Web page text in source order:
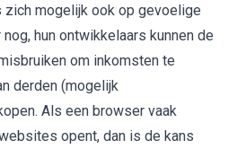
mogelijk ook op gevoelige
hun ontwikkelaars kunnen de
om inkomsten te
derden (mogelijk
Als een browser vaak
opent, dan is de kans